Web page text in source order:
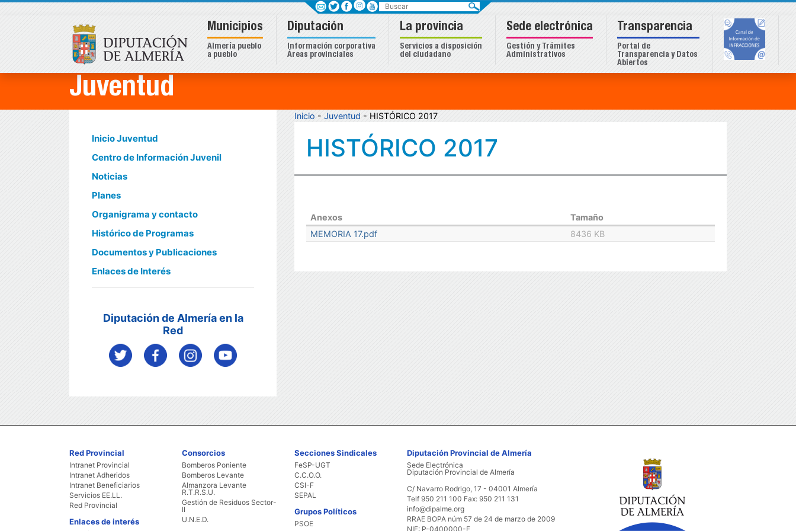
Buscar
Municipios
Almería pueblo
a pueblo
Diputación
Información corporativa
Áreas provinciales
La provincia
Servicios a disposición
del ciudadano
Sede electrónica
Gestión y Trámites
Administrativos
Transparencia
Portal de
Transparencia y Datos
Abiertos
Juventud
Inicio Juventud
Centro de Información Juvenil
Noticias
Planes
Organigrama y contacto
Histórico de Programas
Documentos y Publicaciones
Enlaces de Interés
Diputación de Almería en la
Red
Inicio - Juventud - HISTÓRICO 2017
HISTÓRICO 2017
Anexos
Tamaño
MEMORIA 17.pdf
8436 KB
Red Provincial
Intranet Provincial
Intranet Adheridos
Intranet Beneficiarios
Servicios EE.LL.
Red Provincial
Enlaces de interés
Consorcios
Bomberos Poniente
Bomberos Levante
Almanzora Levante
R.T.R.S.U.
Gestión de Residuos Sector-
II
U.N.E.D.
Secciones Sindicales
FeSP-UGT
C.C.O.O.
CSI-F
SEPAL
Grupos Políticos
PSOE
Diputación Provincial de Almería
Sede Electrónica
Diputación Provincial de Almería
C/ Navarro Rodrigo, 17 - 04001 Almería
Telf 950 211 100 Fax: 950 211 131
info@dipalme.org
RRAE BOPA núm 57 de 24 de marzo de 2009
NIF: P-0400000-F